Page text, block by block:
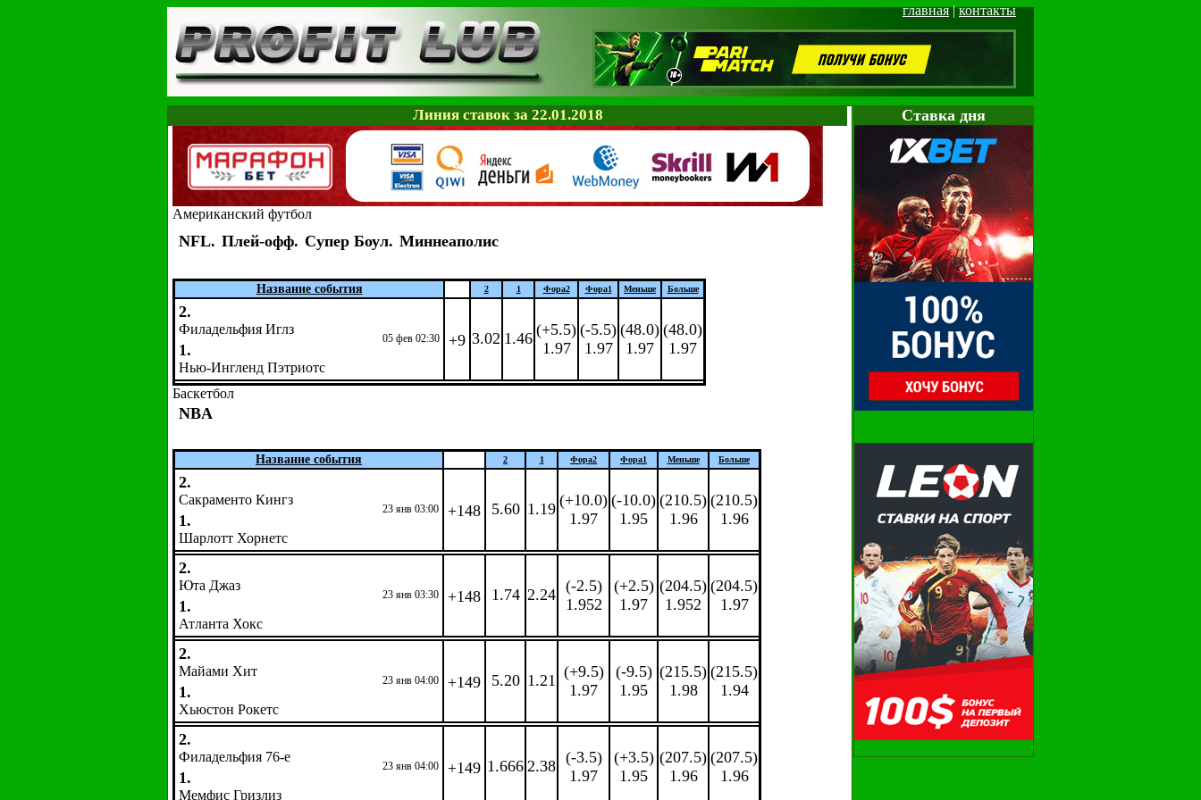
главная|контакты
Cтавка дня
Линия ставок за 22.01.2018
Американский футбол
NFL. Плей-офф. Супер Боул. Миннеаполис
Название события 2 1 Фора2 Фора1 Меньше Больше
2.
Филадельфия Иглз
05 фев 02:30
1.
Нью-Ингленд Пэтриотс
+9 3.02 1.46 (+5.5)
1.97
(-5.5)
1.97
(48.0)
1.97
(48.0)
1.97
Баскетбол
NBA
Название события 2 1 Фора2 Фора1 Меньше Больше
2.
Сакраменто Кингз
23 янв 03:00
1.
Шарлотт Хорнетс
+148 5.60 1.19 (+10.0)
1.97
(-10.0)
1.95
(210.5)
1.96
(210.5)
1.96
2.
Юта Джаз
23 янв 03:30
1.
Атланта Хокс
+148 1.74 2.24 (-2.5)
1.952
(+2.5)
1.97
(204.5)
1.952
(204.5)
1.97
2.
Майами Хит
23 янв 04:00
1.
Хьюстон Рокетс
+149 5.20 1.21 (+9.5)
1.97
(-9.5)
1.95
(215.5)
1.98
(215.5)
1.94
2.
Филадельфия 76-е
23 янв 04:00
1.
Мемфис Гризлиз
+149 1.666 2.38 (-3.5)
1.97
(+3.5)
1.95
(207.5)
1.96
(207.5)
1.96